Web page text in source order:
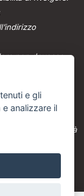
e gli
analizzare il
non dovesse
o in caso
il portale
gli
alle modalità
utile;
delle